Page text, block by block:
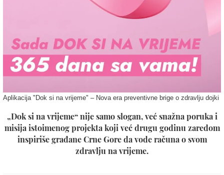
Aplikacija "Dok si na vrijeme" – Nova era preventivne brige o zdravlju dojki
„Dok si na vrijeme“ nije samo slogan, već snažna poruka i
misija istoimenog projekta koji već drugu godinu zaredom
inspiriše građane Crne Gore da vode računa o svom
zdravlju na vrijeme.